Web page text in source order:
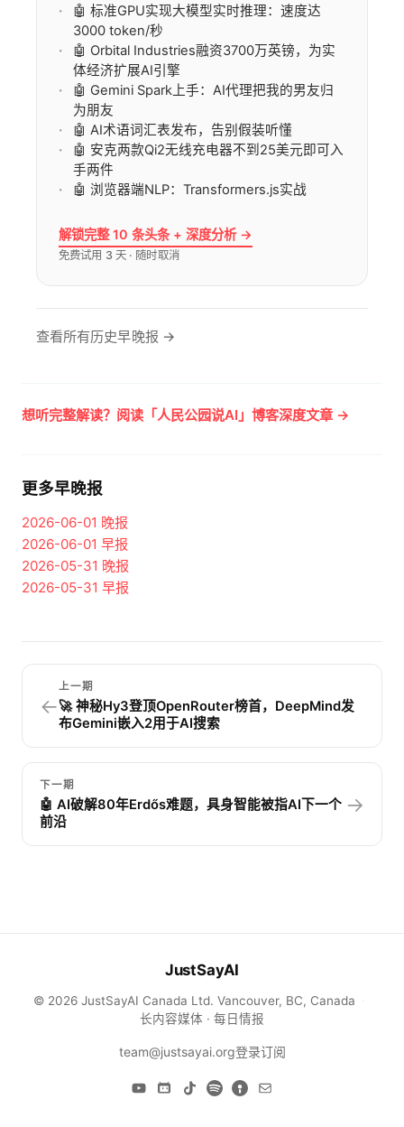
🤖 标准GPU实现大模型实时推理：速度达
3000 token/秒
🤖 Orbital Industries融资3700万英镑，为实
体经济扩展AI引擎
🤖 Gemini Spark上手：AI代理把我的男友归
为朋友
🤖 AI术语词汇表发布，告别假装听懂
🤖 安克两款Qi2无线充电器不到25美元即可入
手两件
🤖 浏览器端NLP：Transformers.js实战
解锁完整 10 条头条 + 深度分析 →
免费试用 3 天 · 随时取消
查看所有历史早晚报 →
想听完整解读？阅读「人民公园说AI」博客深度文章 →
更多早晚报
2026-06-01 晚报
2026-06-01 早报
2026-05-31 晚报
2026-05-31 早报
←
上一期
🚀 神秘Hy3登顶OpenRouter榜首，DeepMind发
布Gemini嵌入2用于AI搜索
下一期
🤖 AI破解80年Erdős难题，具身智能被指AI下一个
前沿
→
JustSayAI
© 2026 JustSayAI Canada Ltd. Vancouver, BC, Canada
长内容媒体 · 每日情报
team@justsayai.org登录订阅